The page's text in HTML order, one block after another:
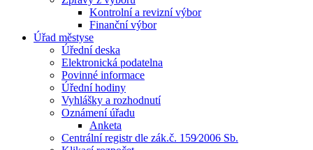
Kontrolní a revizní výbor
Finanční výbor
Úřad městyse
Úřední deska
Elektronická podatelna
Povinné informace
Úřední hodiny
Vyhlášky a rozhodnutí
Oznámení úřadu
Anketa
Centrální registr dle zák.č. 159⁄2006 Sb.